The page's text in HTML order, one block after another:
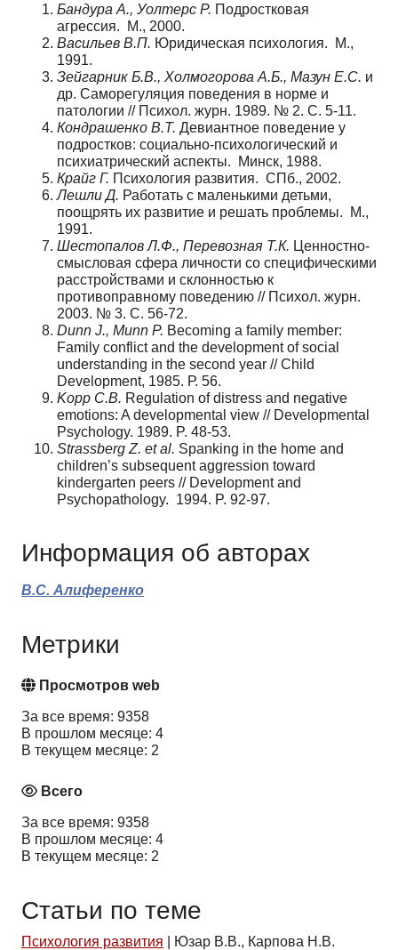
Бандура А., Уолтерс Р. Подростковая
агрессия. М., 2000.
Васильев В.П. Юридическая психология. М.,
1991.
Зейгарник Б.В., Холмогорова А.Б., Мазун Е.С. и
др. Саморегуляция поведения в норме и
патологии // Психол. журн. 1989. № 2. С. 5-11.
Кондрашенко В.Т. Девиантное поведение у
подростков: социально-психологический и
психиатрический аспекты. Минск, 1988.
Крайг Г. Психология развития. СПб., 2002.
Лешли Д. Работать с маленькими детьми,
поощрять их развитие и решать проблемы. М.,
1991.
Шестопалов Л.Ф., Перевозная Т.К. Ценностно-
смысловая сфера личности со специфическими
расстройствами и склонностью к
противоправному поведению // Психол. журн.
2003. № 3. С. 56-72.
Dunn J., Munn P. Becoming a family member:
Family conflict and the development of social
understanding in the second year // Child
Development, 1985. Р. 56.
Kopp C.B. Regulation of distress and negative
emotions: A developmental view // Developmental
Psychology. 1989. P. 48-53.
Strassberg Z. et al. Spanking in the home and
children’s subsequent aggression toward
kindergarten peers // Development and
Psychopathology. 1994. P. 92-97.
Информация об авторах
В.С. Алиференко
Метрики
Просмотров web
За все время: 9358
В прошлом месяце: 4
В текущем месяце: 2
Всего
За все время: 9358
В прошлом месяце: 4
В текущем месяце: 2
Статьи по теме
Психология развития
Юзар В.В., Карпова Н.В.